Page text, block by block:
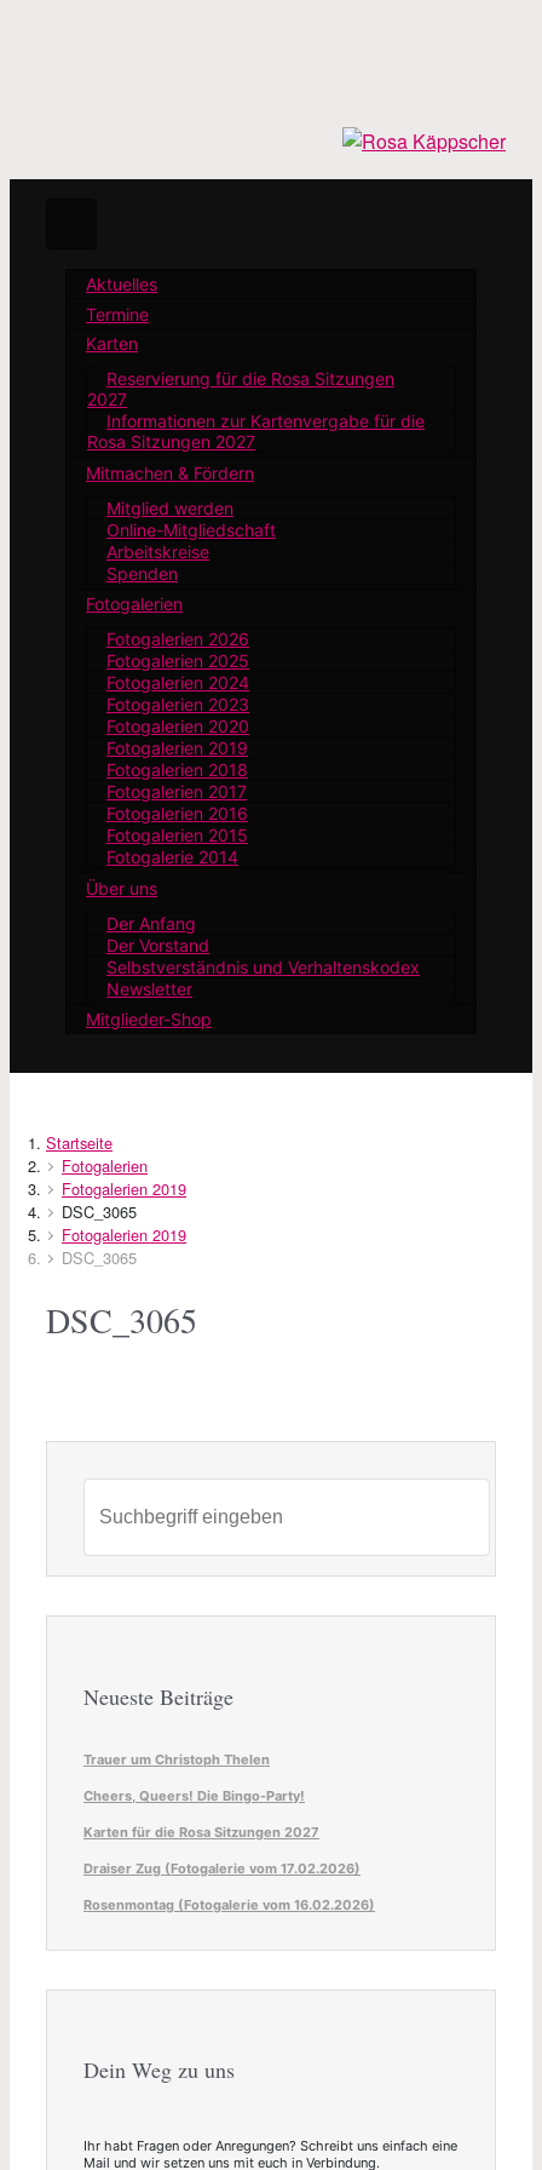
Aktuelles
Termine
Karten
Reservierung für die Rosa Sitzungen
2027
Informationen zur Kartenvergabe für die
Rosa Sitzungen 2027
Mitmachen & Fördern
Mitglied werden
Online-Mitgliedschaft
Arbeitskreise
Spenden
Fotogalerien
Fotogalerien 2026
Fotogalerien 2025
Fotogalerien 2024
Fotogalerien 2023
Fotogalerien 2020
Fotogalerien 2019
Fotogalerien 2018
Fotogalerien 2017
Fotogalerien 2016
Fotogalerien 2015
Fotogalerie 2014
Über uns
Der Anfang
Der Vorstand
Selbstverständnis und Verhaltenskodex
Newsletter
Mitglieder-Shop
Startseite
Fotogalerien
Fotogalerien 2019
DSC_3065
Fotogalerien 2019
DSC_3065
DSC_3065
Neueste Beiträge
Trauer um Christoph Thelen
Cheers, Queers! Die Bingo-Party!
Karten für die Rosa Sitzungen 2027
Draiser Zug (Fotogalerie vom 17.02.2026)
Rosenmontag (Fotogalerie vom 16.02.2026)
Dein Weg zu uns
Ihr habt Fragen oder Anregungen? Schreibt uns einfach eine
Mail und wir setzen uns mit euch in Verbindung.